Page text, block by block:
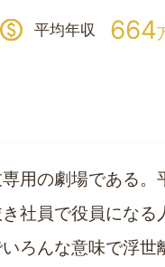
平均年収 664
用の劇場である
社員で役員にな
ろんな意味で浮